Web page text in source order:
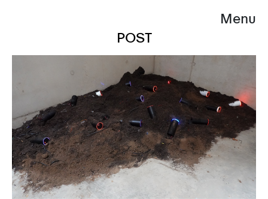
Menu
POST